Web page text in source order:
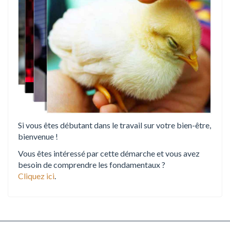
Si vous êtes débutant dans le travail sur votre bien-être,
bienvenue !
Vous êtes intéressé par cette démarche et vous avez
besoin de comprendre les fondamentaux ?
Cliquez ici